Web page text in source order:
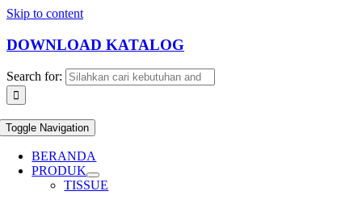
Skip to content
DOWNLOAD KATALOG
Search for:
Toggle Navigation
BERANDA
PRODUK
TISSUE